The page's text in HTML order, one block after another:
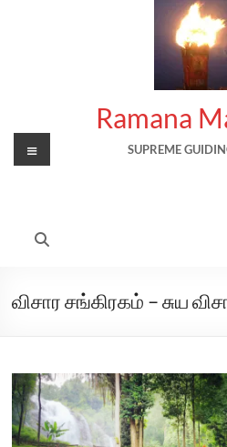
Ramana
SUPREME
Menu
விசார சங்கிரகம் – சுய